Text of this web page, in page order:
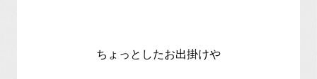
ちょっとしたお出掛けや